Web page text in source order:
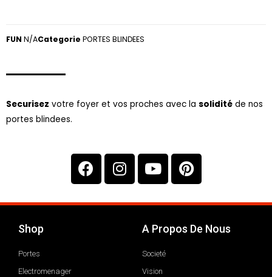
FUN N/ACategorie PORTES BLINDEES
Securisez votre foyer et vos proches avec la solidité de nos
portes blindees.
Shop
Portes
Electromenager
A Propos De Nous
Societé
Vision